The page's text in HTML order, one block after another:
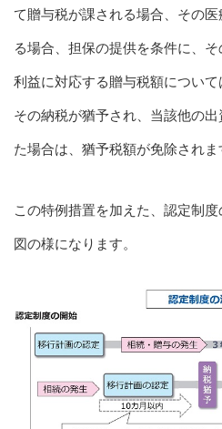
て贈与税が課される場合、その
る場合、担保の提供を条件に、
利益に対応する贈与税額につい
その納税が猶予され、当該他の
た場合は、猶予税額が免除されま
この特例措置を加えた、認定制
図の様になります。